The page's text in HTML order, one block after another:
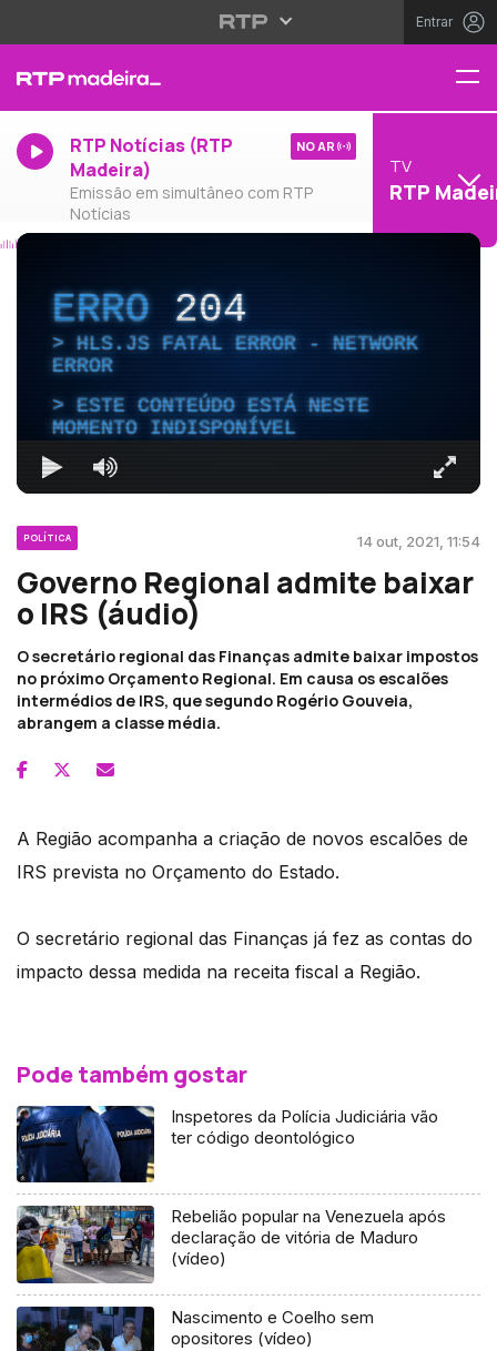
Entrar
RTP Notícias (RTP
Madeira)
Emissão em simultâneo com RTP
Notícias
NO AR
TV
RTP
ERRO204
HLS.JS FATAL ERROR - NETWORK
ERROR
ESTE CONTEÚDO ESTÁ NESTE
MOMENTO INDISPONÍVEL
POLÍTICA 14 out, 2021, 11:54
Governo Regional admite baixar
o IRS (áudio)
O secretário regional das Finanças admite baixar impostos
no próximo Orçamento Regional. Em causa os escalões
intermédios de IRS, que segundo Rogério Gouveia,
abrangem a classe média.
A Região acompanha a criação de novos escalões de
IRS prevista no Orçamento do Estado.
O secretário regional das Finanças já fez as contas do
impacto dessa medida na receita fiscal a Região.
Pode também gostar
Inspetores da Polícia Judiciária vão
ter código deontológico
Rebelião popular na Venezuela após
declaração de vitória de Maduro
(vídeo)
Nascimento e Coelho sem
opositores (vídeo)